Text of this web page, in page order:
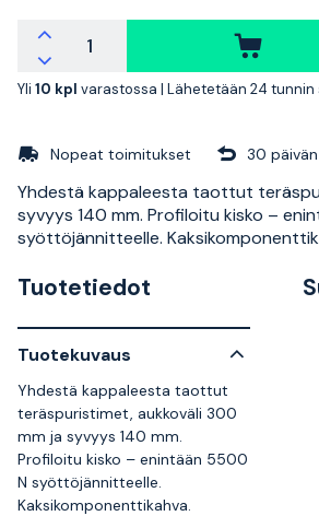
Yli 10 kpl varastossa | Lähetetään 24 tunnin
Nopeat toimitukset 30
Yhdestä kappaleesta taottut
syvyys 140 mm. Profiloitu kisko –
syöttöjännitteelle.
Tuotetiedot
Tuotekuvaus
Yhdestä kappaleesta taottut
teräspuristimet, aukkoväli 300
mm ja syvyys 140 mm.
Profiloitu kisko – enintään 5500
N syöttöjännitteelle.
Kaksikomponenttikahva.